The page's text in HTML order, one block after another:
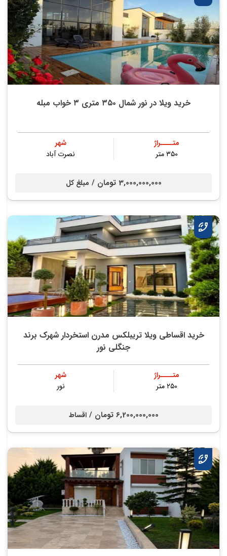
خرید ویلا در نور شمال ۳۵۰ متری ۳ خواب مبله
متــــراژ
۳۵۰ متر
شهر
نصرت آباد
3,000,000,000 تومان / مبلغ کل
خرید اقساطی ویلا تریبلکس مدرن استخردار شهرک برند
جنگلی نور
متــــراژ
۲۵۰ متر
شهر
نور
6,200,000,000 تومان / اقساط